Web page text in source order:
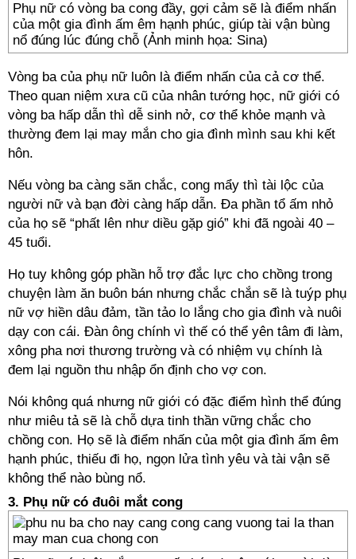
Phụ nữ có vòng ba cong đầy, gợi cảm sẽ là điểm nhấn
của một gia đình ấm êm hạnh phúc, giúp tài vận bùng
nổ đúng lúc đúng chỗ (Ảnh minh họa: Sina)
Vòng ba của phụ nữ luôn là điểm nhấn của cả cơ thể.
Theo quan niệm xưa cũ của nhân tướng học, nữ giới có
vòng ba hấp dẫn thì dễ sinh nở, cơ thể khỏe mạnh và
thường đem lại may mắn cho gia đình mình sau khi kết
hôn.
Nếu vòng ba càng săn chắc, cong mẩy thì tài lộc của
người nữ và bạn đời càng hấp dẫn. Đa phần tổ ấm nhỏ
của họ sẽ “phất lên như diều gặp gió” khi đã ngoài 40 –
45 tuổi.
Họ tuy không góp phần hỗ trợ đắc lực cho chồng trong
chuyện làm ăn buôn bán nhưng chắc chắn sẽ là tuýp phụ
nữ vợ hiền dâu đảm, tần tảo lo lắng cho gia đình và nuôi
dạy con cái. Đàn ông chính vì thế có thể yên tâm đi làm,
xông pha nơi thương trường và có nhiệm vụ chính là
đem lại nguồn thu nhập ổn định cho vợ con.
Nói không quá nhưng nữ giới có đặc điểm hình thể đúng
như miêu tả sẽ là chỗ dựa tinh thần vững chắc cho
chồng con. Họ sẽ là điểm nhấn của một gia đình ấm êm
hạnh phúc, thiếu đi họ, ngọn lửa tình yêu và tài vận sẽ
không thể nào bùng nổ.
3. Phụ nữ có đuôi mắt cong